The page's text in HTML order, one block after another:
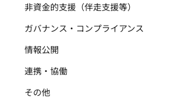
非資金的支援（伴走支援等）
ガバナンス・コンプライアンス
情報公開
連携・協働
その他